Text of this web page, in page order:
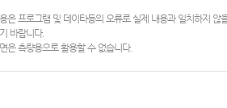
은 프로그램 및 데이타등의 오류로 실제 내용과 일치하지
바랍니다.
은 측량용으로 활용할 수 없습니다.